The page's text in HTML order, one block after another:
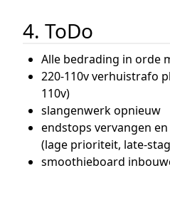
4. ToDo
Alle bedrading in orde
220-110v verhuistrafo
110v)
slangenwerk opnieuw
endstops vervangen
(lage prioriteit, late-
smoothieboard